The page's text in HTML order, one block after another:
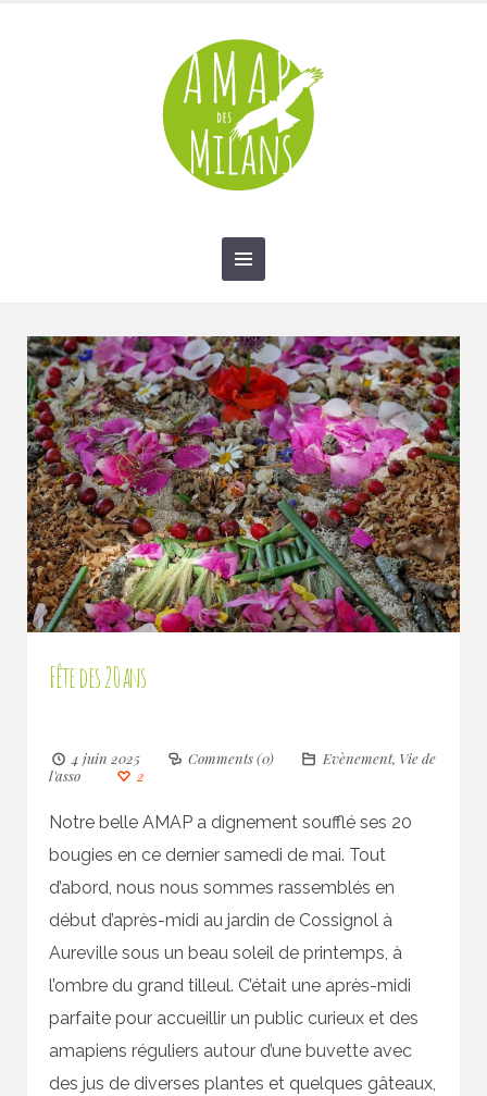
contact@amap-des-milans.fr
Fête des 20 ans
4 juin 2025 Comments (0) Evènement, Vie de
l'asso
2
Notre belle AMAP a dignement soufflé ses 20
bougies en ce dernier samedi de mai. Tout
d’abord, nous nous sommes rassemblés en
début d’après-midi au jardin de Cossignol à
Aureville sous un beau soleil de printemps, à
l’ombre du grand tilleul. C’était une après-midi
parfaite pour accueillir un public curieux et des
amapiens réguliers autour d’une buvette avec
des jus de diverses plantes et quelques gâteaux,